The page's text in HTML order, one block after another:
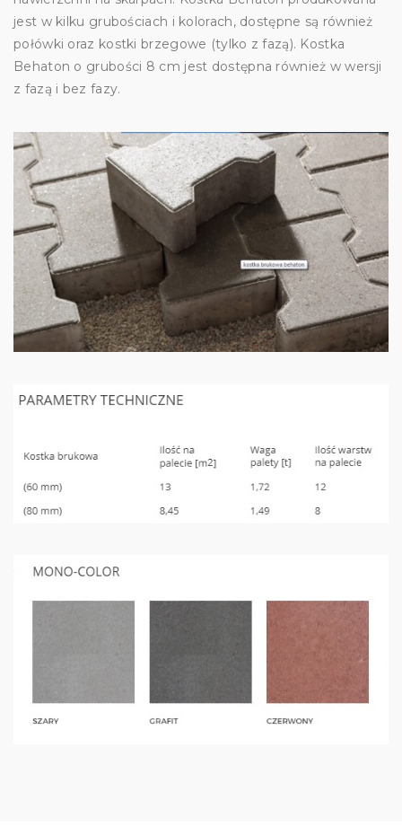
jest w kilku grubościach i kolorach, dostępne są również
połówki oraz kostki brzegowe (tylko z fazą). Kostka
Behaton o grubości 8 cm jest dostępna również w wersji
z fazą i bez fazy.